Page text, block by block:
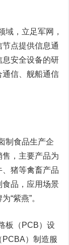
域，立足军网，
点提供信息通
安全设备的研
通信、舰船通信
制食品生产企
，主要产品为
猪等禽畜产品
食品，应用场景
“紫燕”。
板（PCB）设
）制造服